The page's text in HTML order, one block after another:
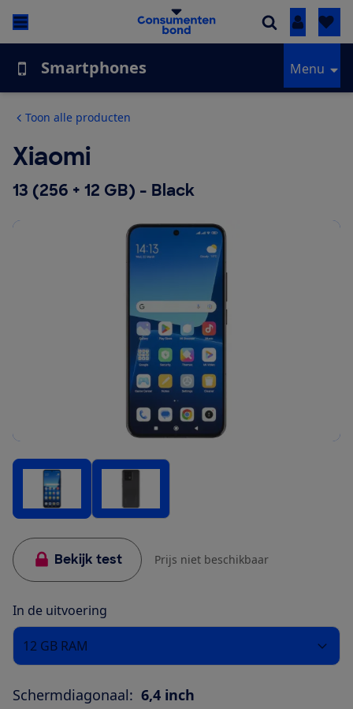
Inloggen
Smartphones Menu
Toon alle producten
Xiaomi
13 (256 + 12 GB) - Black
Bekijk test Prijs niet beschikbaar
In de uitvoering
12 GB RAM
Schermdiagonaal: 6,4 inch